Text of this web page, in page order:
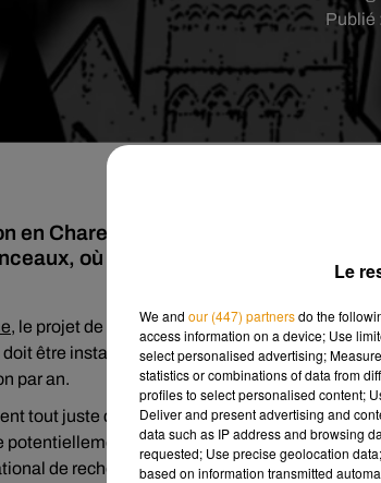
Publié
en Charente-Maritime, un projet
où les locaux sont inquiets pour
, le projet de centrale à goudron prévu à
être installée sur un terrain de 9 000m2
par an.
tout juste de commencer, mais le projet est
potentiellement cancérigène des fumées et
de recherche sur le cancer a lui aussi
Le
We and our (447) partnersdo the
access information on a device; Use
select personalised advertising;
statistics or combinations of data from
profiles to select personalised content;
Deliver and present advertising and
data such as IP address and browsing
requested; Use precise geolocation
based on information transmitted